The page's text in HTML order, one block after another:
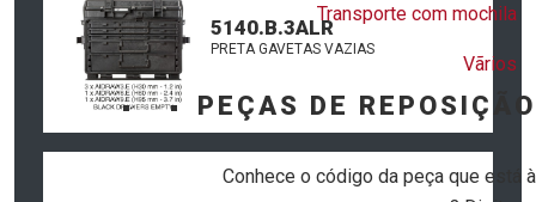
Transporte com mochila
Vãrios
PEÇAS DE REPOSIÇÃO
Conhece o código da peça que está à
5140.B.3ALR
PRETA GAVETAS VAZIAS